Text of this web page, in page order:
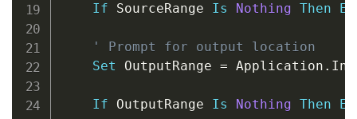
If SourceRange Is Nothing Then
' Prompt for output location
Set OutputRange = Application .
If OutputRange Is Nothing Then